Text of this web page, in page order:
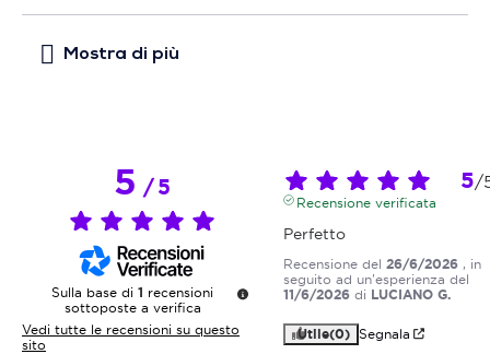
5/5
Sulla base di 1 recensioni
sottoposte a verifica
Vedi tutte le recensioni su questo
sito
5/
Recensione verificata
Perfetto
Recensione del 26/6/2026 , in
seguito ad un'esperienza del
11/6/2026 di LUCIANO G.
Utile(0) Segnala